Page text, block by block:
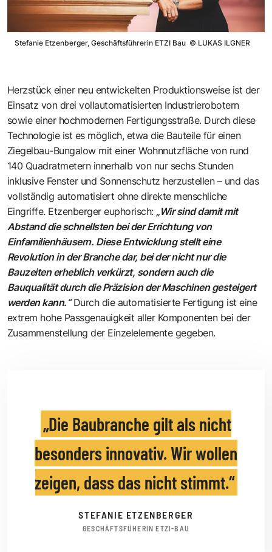
Stefanie Etzenberger, Geschäftsführerin ETZI Bau © LUKAS ILGNER
Herzstück einer neu entwickelten Produktionsweise ist der
Einsatz von drei vollautomatisierten Industrierobotern
sowie einer hochmodernen Fertigungsstraße. Durch diese
Technologie ist es möglich, etwa die Bauteile für einen
Ziegelbau-Bungalow mit einer Wohnnutzfläche von rund
140 Quadratmetern innerhalb von nur sechs Stunden
inklusive Fenster und Sonnenschutz herzustellen – und das
vollständig automatisiert ohne direkte menschliche
Eingriffe. Etzenberger euphorisch: „Wir sind damit mit
Abstand die schnellsten bei der Errichtung von
Einfamilienhäusern. Diese Entwicklung stellt eine
Revolution in der Branche dar, bei der nicht nur die
Bauzeiten erheblich verkürzt, sondern auch die
Bauqualität durch die Präzision der Maschinen gesteigert
werden kann.“Durch die automatisierte Fertigung ist eine
extrem hohe Passgenauigkeit aller Komponenten bei der
Zusammenstellung der Einzelelemente gegeben.
Die Baubranche gilt als nicht
besonders innovativ. Wir wollen
zeigen, dass das nicht stimmt.
STEFANIE ETZENBERGER
GESCHÄFTSFÜHERIN ETZI-BAU